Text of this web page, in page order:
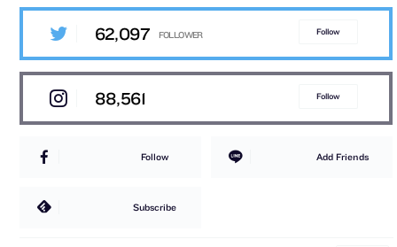
62,097 Follow
88,561 Follow
Follow Add Friends
Subscribe